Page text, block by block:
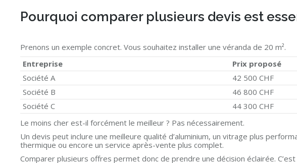
Pourquoi comparer plusieurs devis est
Prenons un exemple concret. Vous souhaitez installer une véranda de 20 m².
Entreprise
Prix proposé
Société A
42 500 CHF
Société B
46 800 CHF
Société C
44 300 CHF
Le moins cher est-il forcément le meilleur ? Pas nécessairement.
Un devis peut inclure une meilleure qualité d’aluminium, un vitrage plus
thermique ou encore un service après-vente plus complet.
Comparer plusieurs offres permet donc de prendre une décision éclairée.